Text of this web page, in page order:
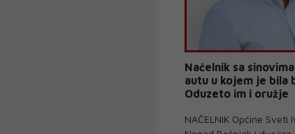
Načelnik sa
autu u kojem je bila
Oduzeto im i oružje
NAČELNIK Općine Sveti